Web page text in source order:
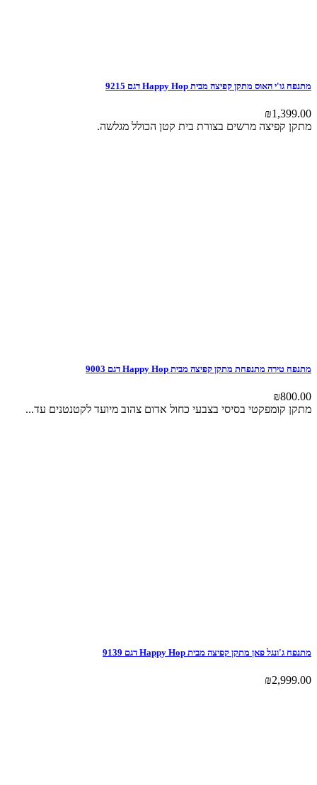
מתנפח גו'י האוס מתקן קפיצה מבית Happy Hop דגם 9215
₪1,399.00
מתקן קפיצה מרשים בצורת בית קטן הכולל מגלשה.
מתנפח טירה מתנפחת מתקן קפיצה מבית Happy Hop דגם 9003
₪800.00
מתקן קומפקטי בסיסי בצבעי כחול אדום צהוב מיועד לקטנטנים עד...
מתנפח ג'ונגל פאן מתקן קפיצה מבית Happy Hop דגם 9139
₪2,999.00